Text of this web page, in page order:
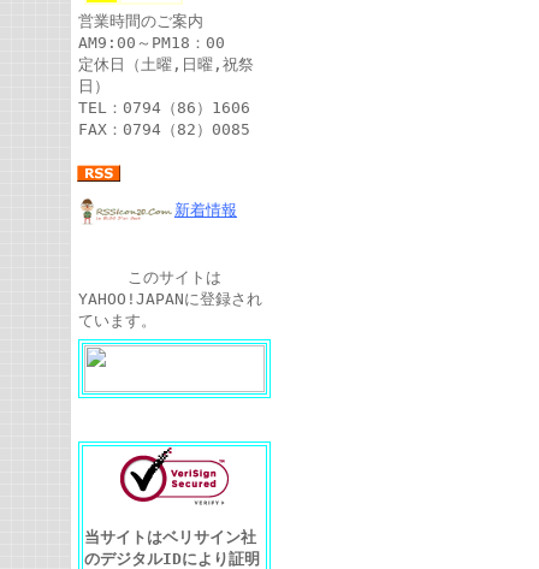
営業時間のご案内
AM9:00～PM18：00
定休日（土曜,日曜,祝祭
日）
TEL：0794（86）1606
FAX：0794（82）0085
新着情報
このサイトは
YAHOO!JAPANに登録され
ています。
当サイトはベリサイン社
のデジタルIDにより証明